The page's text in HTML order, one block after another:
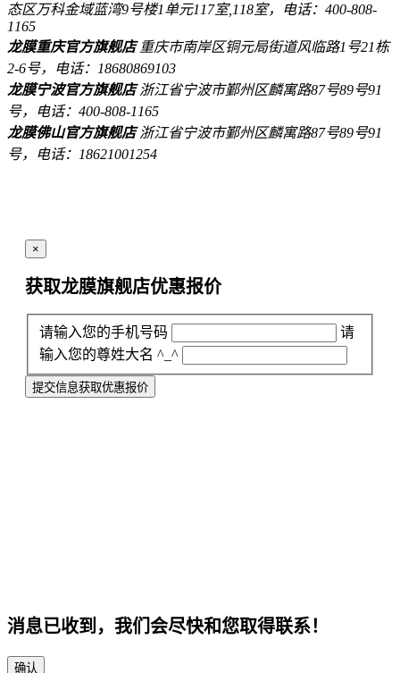
态区万科金域蓝湾9号楼1单元117室,118室，电话：400-808-
1165
龙膜重庆官方旗舰店重庆市南岸区铜元局街道风临路1号21栋
2-6号，电话：18680869103
龙膜宁波官方旗舰店浙江省宁波市鄞州区麟寓路87号89号91
号，电话：400-808-1165
龙膜佛山官方旗舰店浙江省宁波市鄞州区麟寓路87号89号91
号，电话：18621001254
×
获取龙膜旗舰店优惠报价
请输入您的手机号码
请
输入您的尊姓大名 ^_^
提交信息获取优惠报价
消息已收到，我们会尽快和您取得联系！
确认